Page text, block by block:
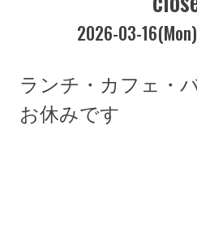
2026-03-
ランチ・カフェ・
お休みです